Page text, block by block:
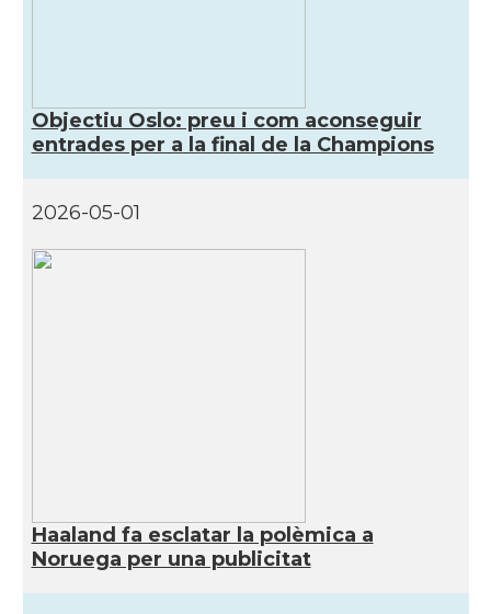
Objectiu Oslo: preu i com aconseguir
entrades per a la final de la Champions
2026-05-01
Haaland fa esclatar la polèmica a
Noruega per una publicitat